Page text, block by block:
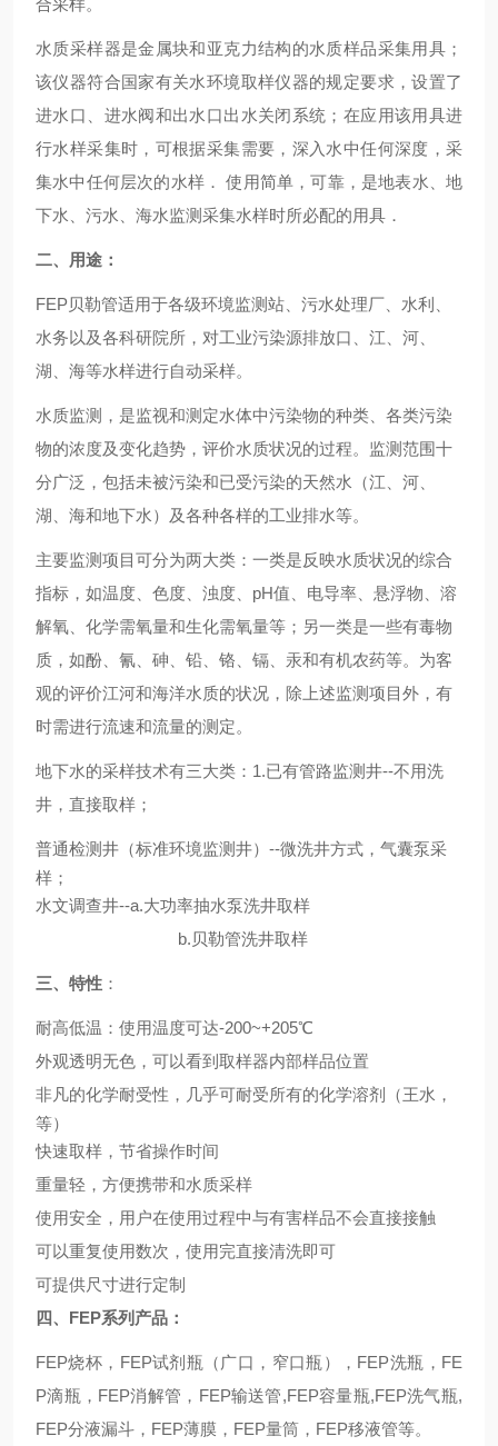
合采样。
水质采样器是金属块和亚克力结构的水质样品采集用具；
该仪器符合国家有关水环境取样仪器的规定要求，设置了
进水口、进水阀和出水口出水关闭系统；在应用该用具进
行水样采集时，可根据采集需要，深入水中任何深度，采
集水中任何层次的水样．
使用简单，可靠，是地表水、地
下水、污水、海水监测采集水样时所必配的用具．
二、用途：
FEP贝勒管适用于各级环境监测站、污水处理厂、水利、
水务以及各科研院所，对工业污染源排放口、江、河、
湖、海等水样进行自动采样。
水质监测，是监视和测定水体中污染物的种类、各类污染
物的浓度及变化趋势，评价水质状况的过程。监测范围十
分广泛，包括未被污染和已受污染的天然水（江、河、
湖、海和地下水）及各种各样的工业排水等。
主要监测项目可分为两大类：一类是反映水质状况的综合
指标，如温度、色度、浊度、 pH值、电导率、悬浮物、溶
解氧、化学需氧量和生化需氧量等；另一类是一些有毒物
质，如酚、氰、砷、铅、铬、镉、汞和有机农药等。为客
观的评价江河和海洋水质的状况，除上述监测项目外，有
时需进行流速和流量的测定。
地下水的采样技术有三大类： 1.已有管路监测井--不用洗
井，直接取样；
普通检测井（标准环境监测井） --微洗井方式，气囊泵采
样；
水文调查井--a.大功率抽水泵洗井取样
b.贝勒管洗井取样
三、特性 ：
耐高低温：使用温度可达-200~+205℃
外观透明无色，可以看到取样器内部样品位置
非凡的化学耐受性，几乎可耐受所有的化学溶剂（王水，
等）
快速取样，节省操作时间
重量轻，方便携带和水质采样
使用安全，用户在使用过程中与有害样品不会直接接触
可以重复使用数次，使用完直接清洗即可
可提供尺寸进行定制
四、FEP系列产品：
FEP烧杯，FEP试剂瓶（广口，窄口瓶），FEP洗瓶，FE
P滴瓶，FEP消解管，FEP输送管,FEP容量瓶,FEP洗气瓶,
FEP分液漏斗，FEP薄膜，FEP量筒，FEP移液管等。